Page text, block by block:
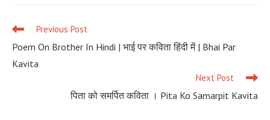
Read
articles
Previous Post
Poem On Brother In Hindi | भाई पर कविता हिंदी में | Bhai Par
Kavita
Next Post
पिता को समर्पित कविता । Pita Ko Samarpit Kavita